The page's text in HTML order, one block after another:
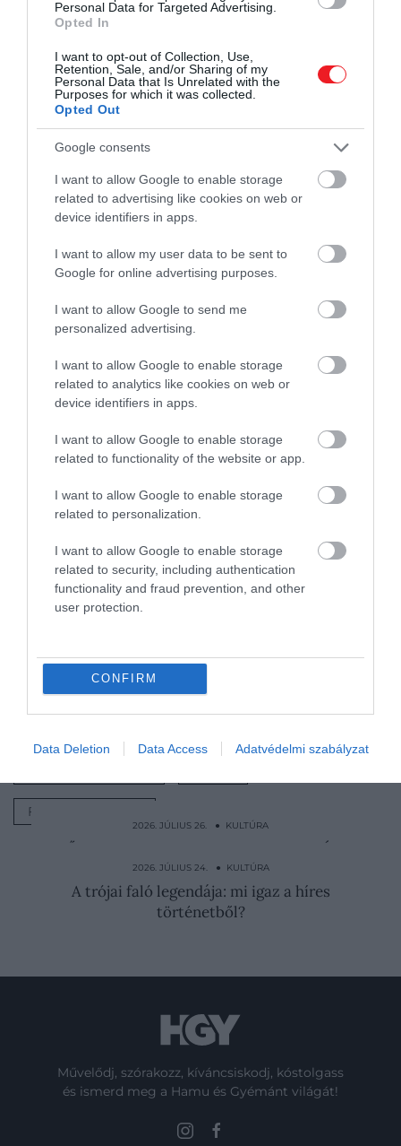
Personal Data for Targeted Advertising.
Opted In
I want to opt-out of Collection, Use,
Retention, Sale, and/or Sharing of my
Personal Data that Is Unrelated with the
Purposes for which it was collected.
Opted Out
Google consents
I want to allow Google to enable storage
related to advertising like cookies on web or
device identifiers in apps.
I want to allow my user data to be sent to
Google for online advertising purposes.
I want to allow Google to send me
personalized advertising.
I want to allow Google to enable storage
related to analytics like cookies on web or
device identifiers in apps.
I want to allow Google to enable storage
related to functionality of the website or app.
I want to allow Google to enable storage
related to personalization.
I want to allow Google to enable storage
related to security, including authentication
functionality and fraud prevention, and other
user protection.
CONFIRM
Data Deletion Data Access Adatvédelmi szabályzat
Nem a mostani az első alkalom, amikor a szervezők
valamely nagyszabású művészeti vásár különleges
vonzerejére építik a Bauhaus Contemporary sikerét,
létrejött tárlat a világ legjelentősebb művészeti
vására, az Art Basel kísérőeseményeként jött létre.
Az idén 13. alkalommal megrendezett India Art Fair a
művészeti világ egyik leglátogatottabb eseménye,
kiállító számára teremti meg a bemutatkozás
lehetőségét
A Bauhaus Contemporary programján szereplő
fotóművészek:
BIRÓ Dávid, BIRTALAN Zsolt, CZIGÁNY Ákos, CSIZIK
Balázs, DRÉGELY Imre, GEIBL Kata, HERCZEG Eszter,
KIRÁLY László György †, KUDÁSZ Gábor Arion, MÁTÉ
FOTÓMŰVÉSZET
2026. JÚLIUS 26. ● KULTÚRA
Ő lehet a tökéletes Freddy Krueger? Új
Rémálom az Elm…
2026. JÚLIUS 24. ● KULTÚRA
A trójai faló legendája: mi igaz a híres
történetből?
Művelődj, szórakozz, kíváncsiskodj, kóstolgass
és ismerd meg a Hamu és Gyémánt világát!